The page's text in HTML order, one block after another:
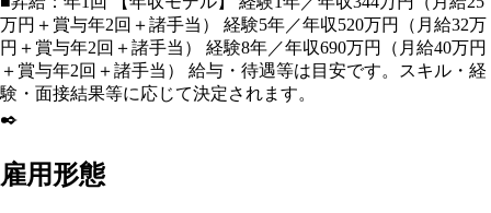
万円＋賞与年2回＋諸手当） 経験5年／年収520万円（月給32万
円＋賞与年2回＋諸手当） 経験8年／年収690万円（月給40万円
＋賞与年2回＋諸手当） 給与・待遇等は目安です。スキル・経
験・面接結果等に応じて決定されます。
✒️
雇用形態